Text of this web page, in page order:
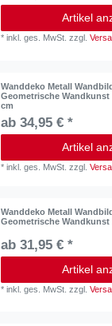
Artikel
*inkl. ges. MwSt. zzgl.
Wanddeko Metall
Geometrische Wandkunst
cm
ab 34,95 € *
Artikel
*inkl. ges. MwSt. zzgl.
Wanddeko Metall
Geometrische Wandkunst
ab 31,95 € *
Artikel
*inkl. ges. MwSt. zzgl.